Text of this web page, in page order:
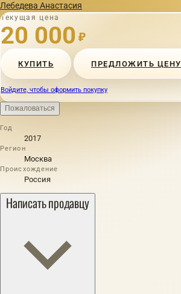
Лебедева Анастасия
Текущая цена
20 000 ₽
КУПИТЬ ПРЕДЛОЖИТЬ ЦЕНУ
Войдите, чтобы оформить покупку
Пожаловаться
Год
2017
Регион
Москва
Происхождение
Россия
Написать продавцу